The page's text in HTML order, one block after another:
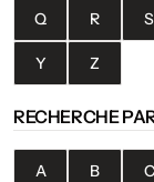
Q R S
Y Z
RECHERCHE
A B C